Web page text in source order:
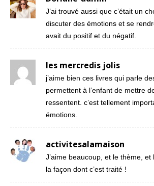
J’ai trouvé aussi que c’était un
discuter des émotions et se
avait du positif et du négatif.
les mercredis jolis
j’aime bien ces livres qui parle
permettent à l’enfant de mettre
ressentent. c’est tellement
émotions.
activitesalamaison
J’aime beaucoup, et le thème,
la façon dont c’est traité !